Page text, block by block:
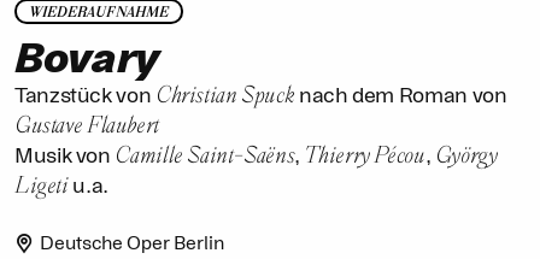
Deutsche Oper Berlin
WIEDERAUFNAHME
Bovary
Tanzstück von Christian Spuck nach dem Roman von
Gustave Flaubert
Musik von Camille Saint-Saëns, Thierry Pécou, György
Ligetiu.a.